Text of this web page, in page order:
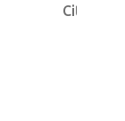
Citeste